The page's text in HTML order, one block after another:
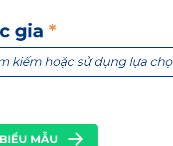
gia *
kiếm hoặc sử dụng lựa
MẪU